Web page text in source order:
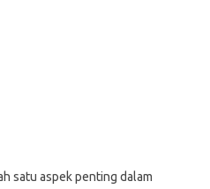
satu aspek penting dalam